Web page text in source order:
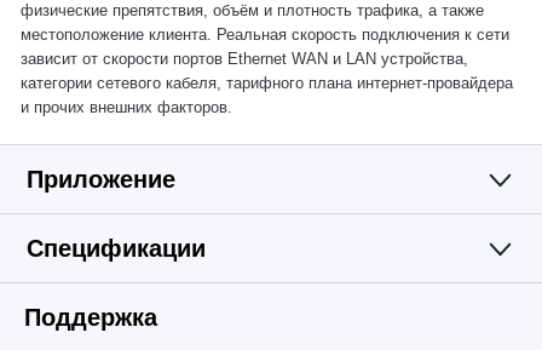
физические препятствия, объём и плотность трафика, а также
местоположение клиента. Реальная скорость подключения к сети
зависит от скорости портов Ethernet WAN и LAN устройства,
категории сетевого кабеля, тарифного плана интернет‑провайдера
и прочих внешних факторов.
Приложение
Простое и
Спецификации
Wi-Fi
Поддержка